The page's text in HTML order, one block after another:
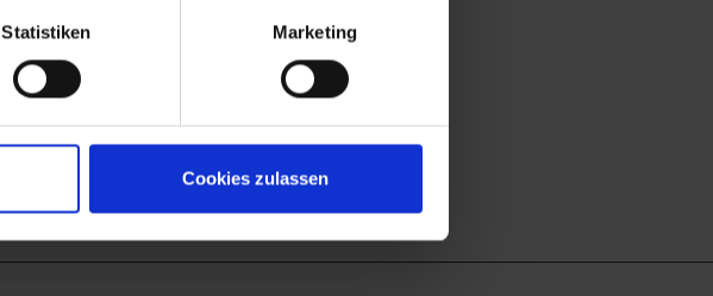
Statistiken Marketing
Cookies zulassen